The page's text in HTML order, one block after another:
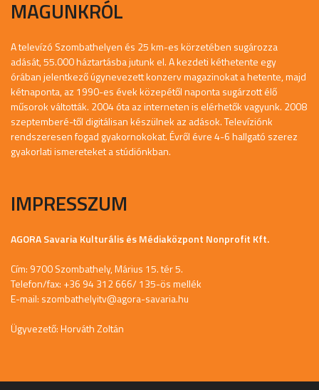
MAGUNKRÓL
A televízó Szombathelyen és 25 km-es körzetében sugározza
adását, 55.000 háztartásba jutunk el. A kezdeti kéthetente egy
órában jelentkező úgynevezett konzerv magazinokat a hetente, majd
kétnaponta, az 1990-es évek közepétől naponta sugárzott élő
műsorok váltották. 2004 óta az interneten is elérhetők vagyunk. 2008
szeptemberé-től digitálisan készülnek az adások. Televíziónk
rendszeresen fogad gyakornokokat. Évről évre 4-6 hallgató szerez
gyakorlati ismereteket a stúdiónkban.
IMPRESSZUM
AGORA Savaria Kulturális és Médiaközpont Nonprofit Kft.
Cím: 9700 Szombathely, Márius 15. tér 5.
Telefon/fax: +36 94 312 666/ 135-ös mellék
E-mail: szombathelyitv@agora-savaria.hu
Ügyvezető: Horváth Zoltán